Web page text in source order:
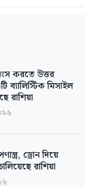
করতে উত্তর
ব্যালিস্টিক মিসাইল
রাশিয়া
ড্রোন দিয়ে
রাশিয়া